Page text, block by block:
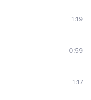
1:19
0:59
1:17